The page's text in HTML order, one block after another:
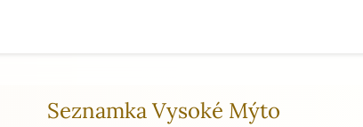
Seznamka Vysoké Mýto